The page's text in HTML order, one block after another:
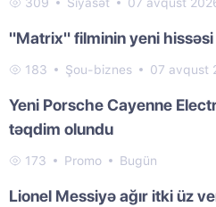
"Matrix" filminin yeni
183 Şou-biznes 07 avqust
Yeni Porsche Cayenne
təqdim olundu
173 Promo Bugün
Lionel Messiyə ağır itki üz